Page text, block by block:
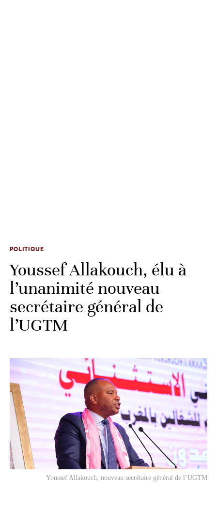
POLITIQUE
Youssef Allakouch, élu à
l’unanimité nouveau
secrétaire général de
l’UGTM
Youssef Allakouch, nouveau secrétaire général de l’UGTM